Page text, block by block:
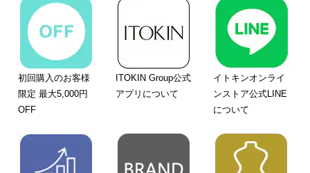
初回購入のお客様
限定 最大5,000円
OFF
ITOKIN Group公式
アプリについて
イトキンオンライ
ンストア公式LINE
について